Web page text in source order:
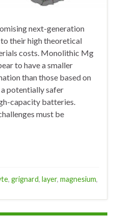
next-generation
their high theoretical
costs. Monolithic Mg
to have a smaller
than those based on
potentially safer
capacity batteries.
must be
, grignard, layer, magnesium,